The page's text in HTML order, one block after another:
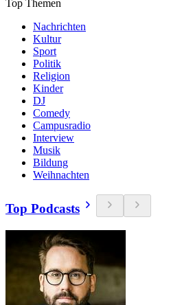
Top Themen
Nachrichten
Kultur
Sport
Politik
Religion
Kinder
DJ
Comedy
Campusradio
Interview
Musik
Bildung
Weihnachten
Top Podcasts